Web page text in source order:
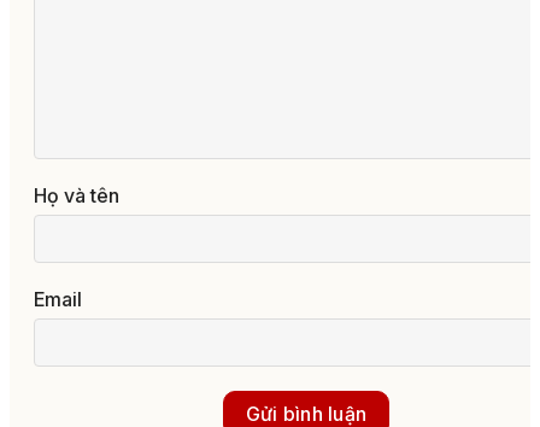
Họ và tên
Email
Gửi bình luận